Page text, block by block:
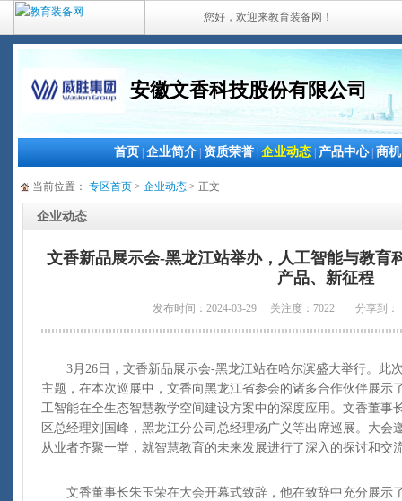
您好，欢迎来教育装备网！
安徽文香科技股份有限公司
首页 企业简介 资质荣誉 企业动态 产品中心| 商机
当前位置： 专区首页 > 企业动态 > 正文
企业动态
文香新品展示会-黑龙江站举办，人工智能与教
产品、新征程
发布时间：2024-03-29 关注度：7022 分享到：
3月26日，文香新品展示会-黑龙江站在哈尔滨盛大举行。此
主题，在本次巡展中，文香向黑龙江省参会的诸多合作伙伴展示
工智能在全生态智慧教学空间建设方案中的深度应用。文香董事
区总经理刘国峰，黑龙江分公司总经理杨广义等出席巡展。大会
从业者齐聚一堂，就智慧教育的未来发展进行了深入的探讨和交
文香董事长朱玉荣在大会开幕式致辞，他在致辞中充分展示